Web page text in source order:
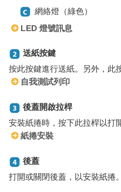
網絡燈（綠色）
LED 燈號訊息
送紙按鍵
按此按鍵進行送紙。另外，此
自我測試列印
後蓋開啟拉桿
安裝紙捲時，按下此拉桿以打
紙捲安裝
後蓋
打開或關閉後蓋，以安裝紙捲。